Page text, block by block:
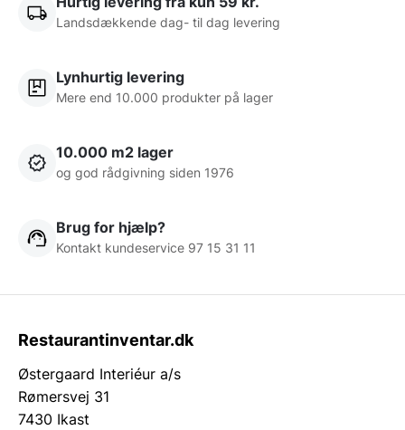
Landsdækkende dag- til dag levering
Lynhurtig levering
Mere end 10.000 produkter på lager
10.000 m2 lager
og god rådgivning siden 1976
Brug for hjælp?
Kontakt kundeservice 97 15 31 11
Restaurantinventar.dk
Østergaard Interiéur a/s
Rømersvej 31
7430 Ikast